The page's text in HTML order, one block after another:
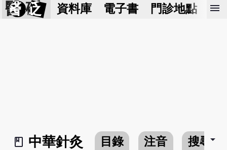
醫 砭 資料庫 電子書 門診地點 預
menu
book_2
中華針灸 目錄 注音 搜尋arrow_drop_down